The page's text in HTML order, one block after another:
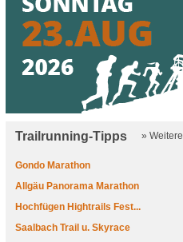
Trailrunning-Tipps » Weitere
Gondo Marathon
Allgäu Panorama Marathon
Hochfügen Hightrails Fest...
Saalbach Trail u. Skyrace